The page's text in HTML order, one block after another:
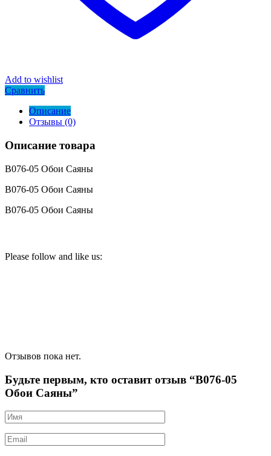
Add to wishlist
Сравнить
Описание
Отзывы (0)
Описание товара
В076-05 Обои Саяны
В076-05 Обои Саяны
В076-05 Обои Саяны
Please follow and like us:
Отзывов пока нет.
Будьте первым, кто оставит отзыв “В076-05
Обои Саяны”